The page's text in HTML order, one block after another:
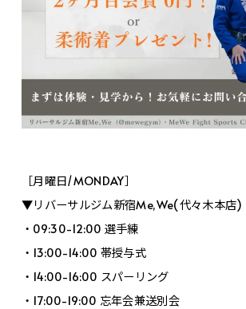
［月曜日/MONDAY］
▼リバーサルジム新宿Me,We(代々木本店)
・09:30-12:00 選手練
・13:00-14:00 帯授与式
・14:00-16:00 スパーリング
・17:00-19:00 忘年会兼送別会